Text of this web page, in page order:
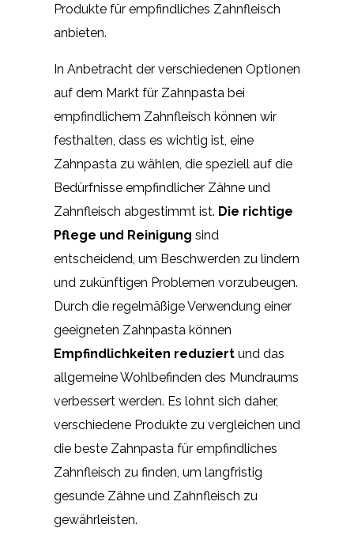
Produkte für empfindliches Zahnfleisch
anbieten.
In Anbetracht der verschiedenen Optionen
auf dem Markt für Zahnpasta bei
empfindlichem Zahnfleisch können wir
festhalten, dass es wichtig ist, eine
Zahnpasta zu wählen, die speziell auf die
Bedürfnisse empfindlicher Zähne und
Zahnfleisch abgestimmt ist. Die richtige
Pflege und Reinigung sind
entscheidend, um Beschwerden zu lindern
und zukünftigen Problemen vorzubeugen.
Durch die regelmäßige Verwendung einer
geeigneten Zahnpasta können
Empfindlichkeiten reduziert und das
allgemeine Wohlbefinden des Mundraums
verbessert werden. Es lohnt sich daher,
verschiedene Produkte zu vergleichen und
die beste Zahnpasta für empfindliches
Zahnfleisch zu finden, um langfristig
gesunde Zähne und Zahnfleisch zu
gewährleisten.